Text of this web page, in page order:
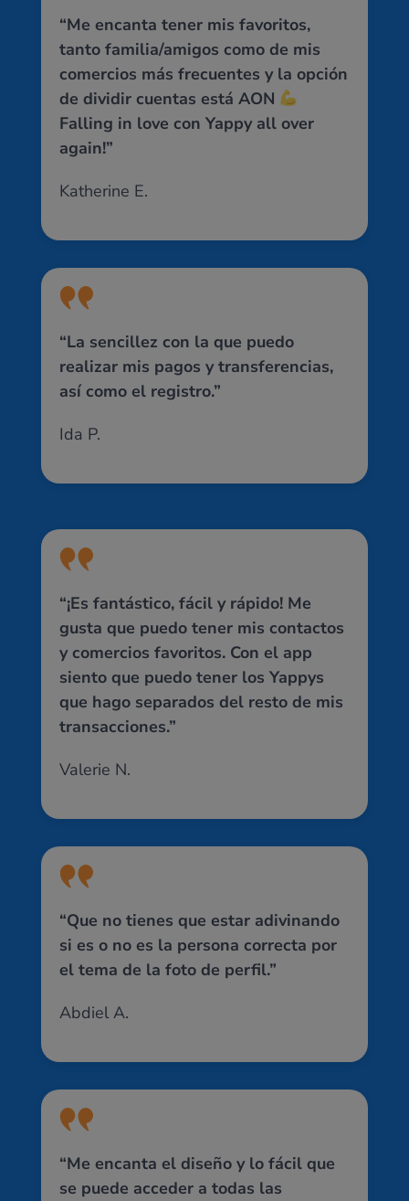
“Me encanta tener mis favoritos,
tanto familia/amigos como de mis
comercios más frecuentes y la opción
de dividir cuentas está AON
Falling in love con Yappy all over
again!”
Katherine E.
“La sencillez con la que puedo
realizar mis pagos y transferencias,
así como el registro.”
Ida P.
“¡Es fantástico, fácil y rápido! Me
gusta que puedo tener mis contactos
y comercios favoritos. Con el app
siento que puedo tener los Yappys
que hago separados del resto de mis
transacciones.”
Valerie N.
“Que no tienes que estar adivinando
si es o no es la persona correcta por
el tema de la foto de perfil.”
Abdiel A.
“Me encanta el diseño y lo fácil que
se puede acceder a todas las